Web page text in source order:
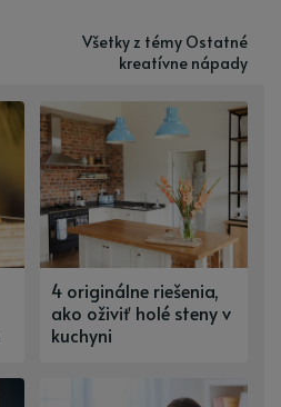
Všetky z témy Ostatné
kreatívne nápady
4 originálne riešenia,
ako oživiť holé steny v
kuchyni